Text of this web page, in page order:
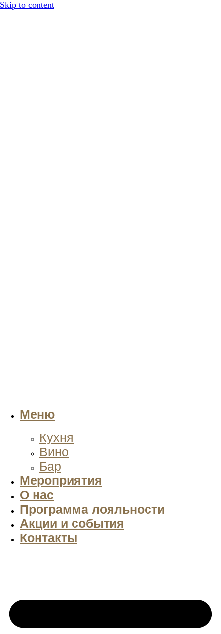
Skip to content
Меню
Кухня
Вино
Бар
Мероприятия
О нас
Программа лояльности
Акции и события
Контакты